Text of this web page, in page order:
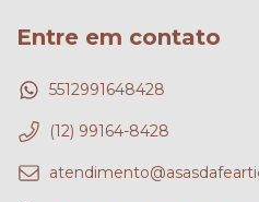
Entre em contato
5512991648428
(12) 99164-8428